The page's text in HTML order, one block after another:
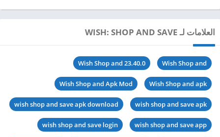
العلامات لـ WISH: SHOP AND SAVE
Wish Shop and
Wish Shop and 23.40.0
Wish Shop and apk
Wish Shop and Apk Mod
wish shop and save apk
wish shop and save apk download
wish shop and save app
wish shop and save login